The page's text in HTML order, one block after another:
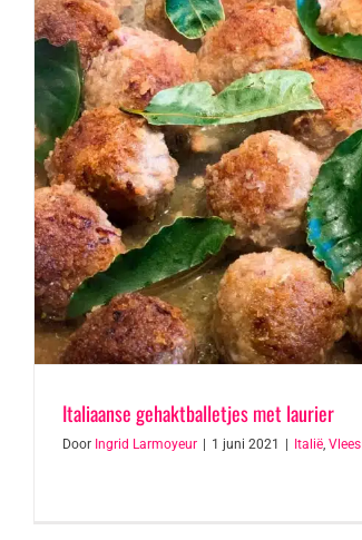
Italiaanse gehaktballetjes met laurier
Door Ingrid Larmoyeur 1 juni 2021 Italië, Vlees